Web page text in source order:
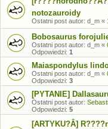
notozauroidy
Ostatni post autor: d_m «
Bobosaurus
Ostatni post autor: d_m «
Odpowiedzi: 1
Maiaspondylus
Ostatni post autor: d_m «
Odpowiedzi: 3
[PYTANIE]
Ostatni post autor:
Odpowiedzi: 5
[ARTYKU?Â]